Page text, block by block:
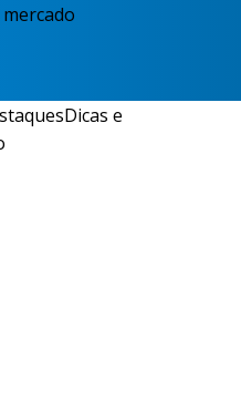
Dicas e